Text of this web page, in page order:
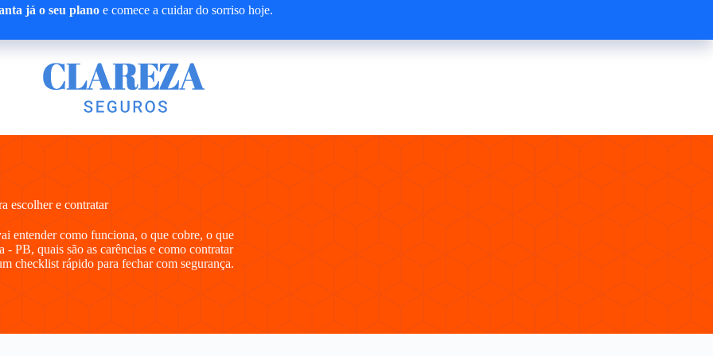
já o seu planoe comece a cuidar do sorriso hoje.
escolher e contratar
entender como funciona, o que cobre, o que
PB, quais são as carências e como contratar
checklist rápido para fechar com segurança.